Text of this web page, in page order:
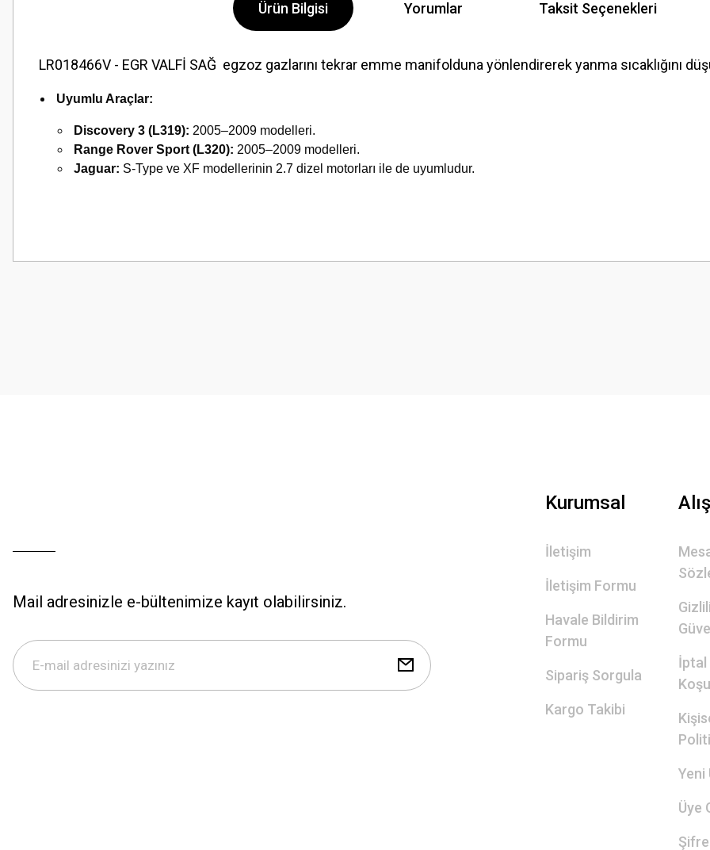
Ürün Bilgisi Yorumlar Taksit Seçenekleri
LR018466V - EGR VALFİ SAĞ egzoz gazlarını tekrar emme manifolduna yönlendirerek yanma sıcaklığını
Uyumlu Araçlar:
Discovery 3 (L319): 2005–2009 modelleri.
Range Rover Sport (L320): 2005–2009 modelleri.
Jaguar: S-Type ve XF modellerinin 2.7 dizel motorları ile de uyumludur.
Görüş ve önerileriniz için teşekkür ederiz.
Mail adresinizle e-bültenimize kayıt olabilirsiniz.
Kurumsal
İletişim
İletişim Formu
Havale Bildirim
Formu
Sipariş Sorgula
Kargo Takibi
İptal
Yeni
Üye